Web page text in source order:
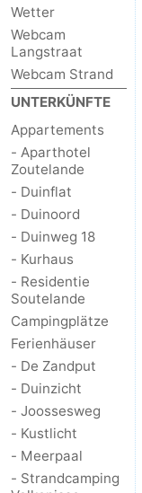
Wetter
Webcam
Langstraat
Webcam Strand
UNTERKÜNFTE
Appartements
- Aparthotel
Zoutelande
- Duinflat
- Duinoord
- Duinweg 18
- Kurhaus
- Residentie
Soutelande
Campingplätze
Ferienhäuser
- De Zandput
- Duinzicht
- Joossesweg
- Kustlicht
- Meerpaal
- Strandcamping